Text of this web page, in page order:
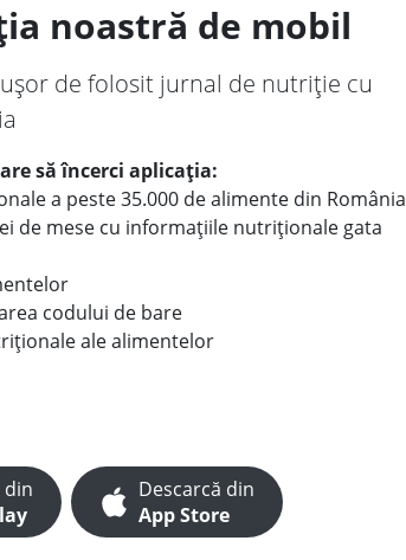
noastră de mobil
de folosit jurnal de nutriție cu
să încerci aplicația:
a peste 35.000 de alimente din România
de mese cu informațiile nutriționale gata
codului de bare
ale alimentelor
din
Descarcă din
App Store